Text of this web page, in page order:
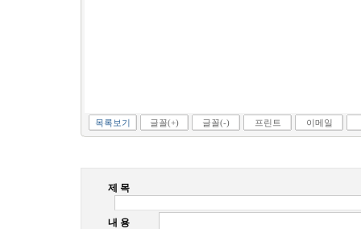
목록보기 글꼴(+) 글꼴(-) 프린트 이메일
제 목
내 용